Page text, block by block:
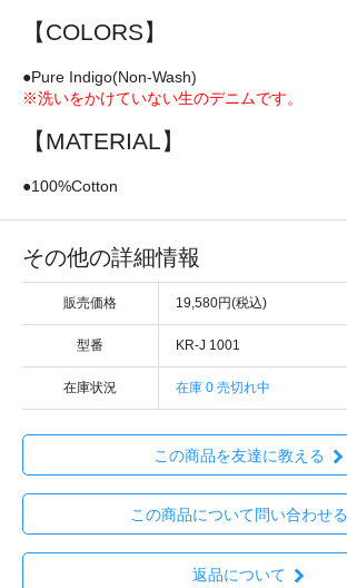
【COLORS】
●Pure Indigo(Non-Wash)
※洗いをかけていない生のデニムです。
【MATERIAL】
●100%Cotton
その他の詳細情報
販売価格 19,580円(税込)
型番 KR-J 1001
在庫状況 在庫 0 売切れ中
この商品を友達に教える
この商品について問い合わせる
返品について